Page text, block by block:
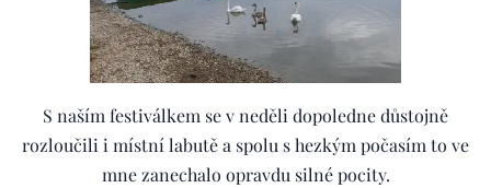
S naším festiválkem se v neděli dopoledne důstojně
rozloučili i místní labutě a spolu s hezkým počasím to ve
mne zanechalo opravdu silné pocity.